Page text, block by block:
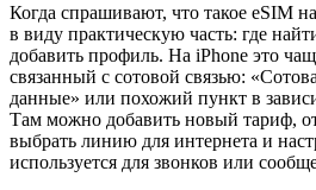
Когда спрашивают, что такое eSIM
в виду практическую часть: где
добавить профиль. На iPhone это
связанный с сотовой связью:
данные» или похожий пункт в
Там можно добавить новый тариф,
выбрать линию для интернета и
используется для звонков или